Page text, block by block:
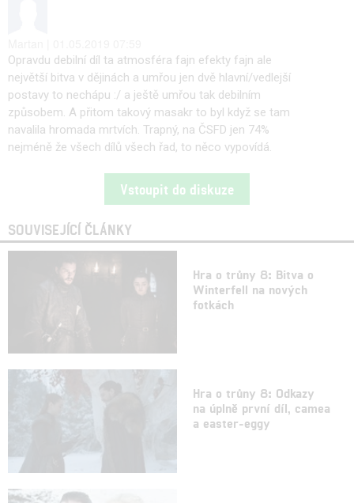
Opravdu debilní díl ta atmosféra fajn efekty fajn ale
největší bitva v dějinách a umřou jen dvě hlavní/vedlejší
postavy to nechápu :/ a ještě umřou tak debilním
způsobem. A přitom takový masakr to byl když se tam
navalila hromada mrtvích. Trapný, na ČSFD jen 74%
nejméně že všech dílů všech řad, to něco vypovídá.
Vstoupit do diskuze
SOUVISEJÍCÍ ČLÁNKY
Hra o trůny 8: Bitva o
Winterfell na nových
fotkách
Hra o trůny 8: Odkazy
na úplně první díl, camea
a easter-eggy